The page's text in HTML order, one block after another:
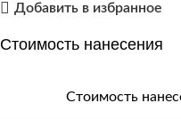
Добавить в избранное
Стоимость нанесения
Стоимость